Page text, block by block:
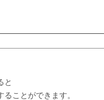
と
ことができます。